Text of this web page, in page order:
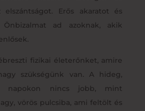
Erős akaratot és
ad azoknak, akik
fizikai életerőnket, amire
szükségünk van. A hideg,
napokon nincs jobb, mint
vörös pulcsiba, ami feltölt és